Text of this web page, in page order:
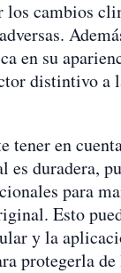
los cambios
en su
distintivo a
tener en
es duradera,
para
Esto
y la
protegerla